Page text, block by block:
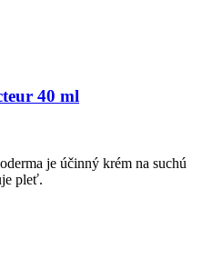
40 ml
je účinný krém na suchú
pleť.